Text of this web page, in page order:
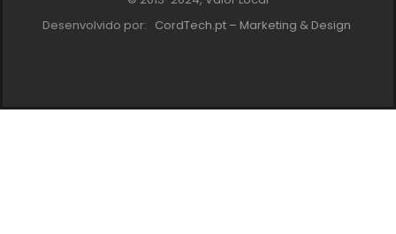
Desenvolvido por: CordTech.pt – Marketing & Design